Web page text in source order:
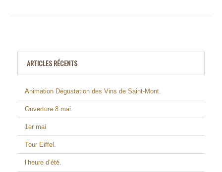
ARTICLES RÉCENTS
Animation Dégustation des Vins de Saint-Mont.
Ouverture 8 mai.
1er mai
Tour Eiffel.
l’heure d’été.